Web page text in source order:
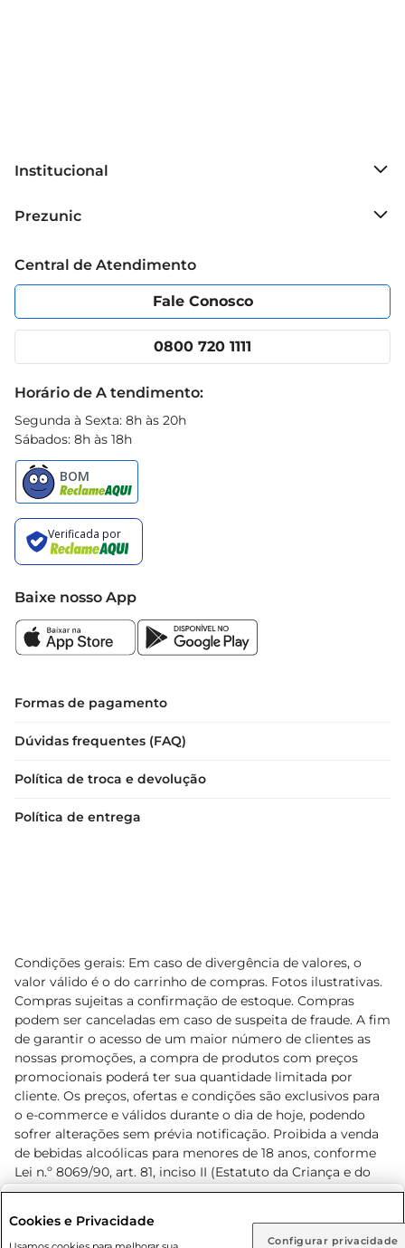
Institucional
Grupo Cencosud
Política de Privacidade
Portal do fornecedor
Cencosud Media
Prezunic
Código de Ética
App Prezunic
Central de Atendimento
Fale Conosco
0800 720 1111
Horário de A tendimento:
Segunda à Sexta: 8h às 20h
Sábados: 8h às 18h
Baixe nosso App
Formas de pagamento
Dúvidas frequentes (FAQ)
Política de troca e devolução
Política de entrega
Condições gerais: Em caso de divergência de valores, o
valor válido é o do carrinho de compras. Fotos ilustrativas.
Compras sujeitas a confirmação de estoque. Compras
podem ser canceladas em caso de suspeita de fraude. A fim
de garantir o acesso de um maior número de clientes as
nossas promoções, a compra de produtos com preços
promocionais poderá ter sua quantidade limitada por
cliente. Os preços, ofertas e condições são exclusivos para
o e-commerce e válidos durante o dia de hoje, podendo
sofrer alterações sem prévia notificação. Proibida a venda
de bebidas alcoólicas para menores de 18 anos, conforme
Lei n.º 8069/90, art. 81, inciso II (Estatuto da Criança e do
Adolescente). Preços e condições exclusivos para o
prévio. O valor mínimo para as compras on-line é de R$
Cookies e Privacidade
Configurar privacidade